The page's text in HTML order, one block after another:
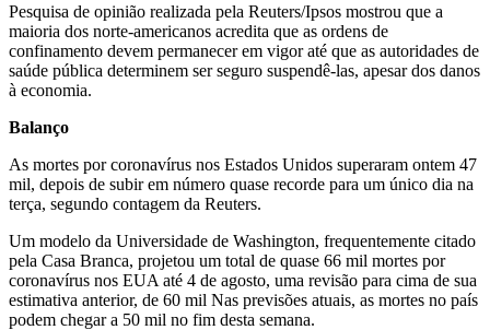
Pesquisa de opinião realizada pela Reuters/Ipsos mostrou que a
maioria dos norte-americanos acredita que as ordens de
confinamento devem permanecer em vigor até que as autoridades de
saúde pública determinem ser seguro suspendê-las, apesar dos danos
à economia.
Balanço
As mortes por coronavírus nos Estados Unidos superaram ontem 47
mil, depois de subir em número quase recorde para um único dia na
terça, segundo contagem da Reuters.
Um modelo da Universidade de Washington, frequentemente citado
pela Casa Branca, projetou um total de quase 66 mil mortes por
coronavírus nos EUA até 4 de agosto, uma revisão para cima de sua
estimativa anterior, de 60 mil Nas previsões atuais, as mortes no país
podem chegar a 50 mil no fim desta semana.